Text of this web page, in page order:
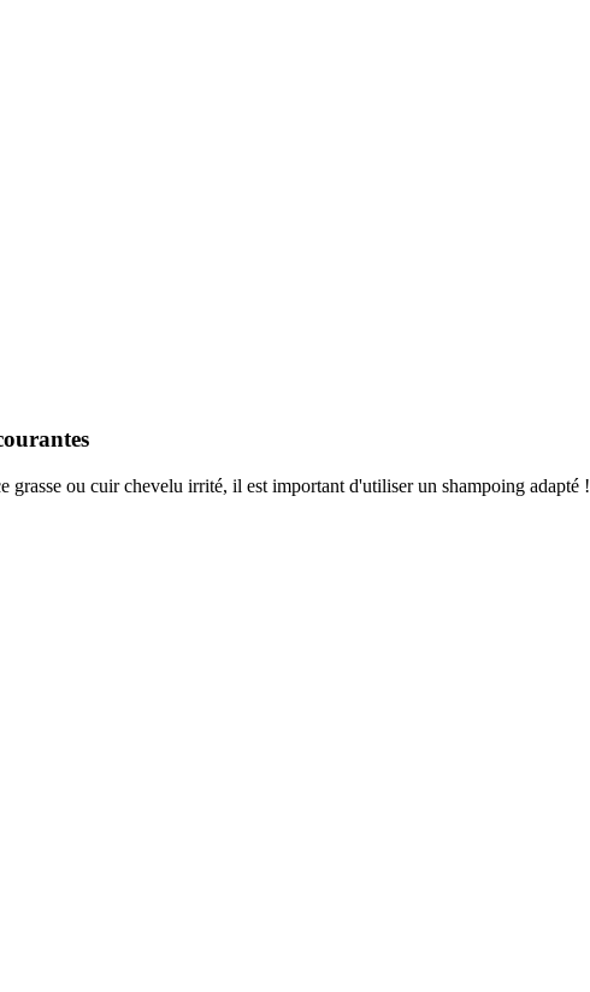
grasse ou cuir chevelu irrité, il est important d'utiliser un shampoing adapté !